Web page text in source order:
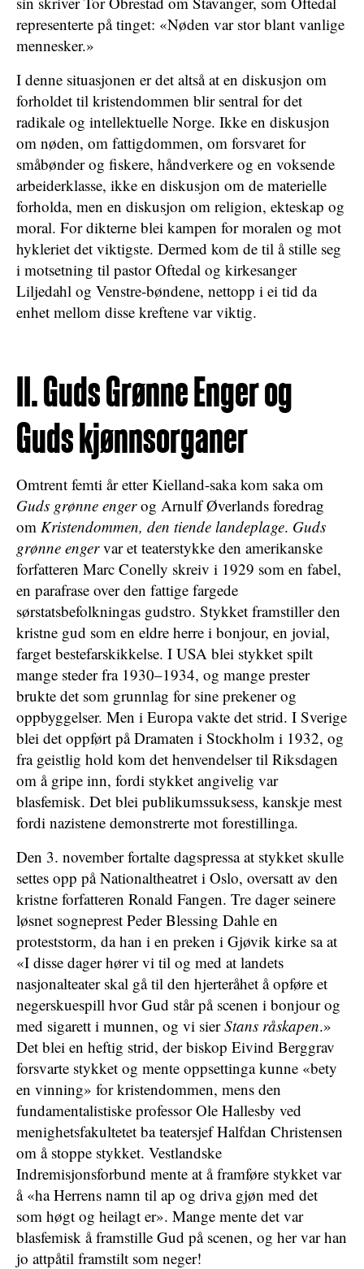
representerte på tinget: «Nøden var stor blant vanlige
mennesker.»
I denne situasjonen er det altså at en diskusjon om
forholdet til kristendommen blir sentral for det
radikale og intellektuelle Norge. Ikke en diskusjon
om nøden, om fattigdommen, om forsvaret for
småbønder og fiskere, håndverkere og en voksende
arbeiderklasse, ikke en diskusjon om de materielle
forholda, men en diskusjon om religion, ekteskap og
moral. For dikterne blei kampen for moralen og mot
hykleriet det viktigste. Dermed kom de til å stille seg
i motsetning til pastor Oftedal og kirkesanger
Liljedahl og Venstre-bøndene, nettopp i ei tid da
enhet mellom disse kreftene var viktig.
II. Guds Grønne Enger og
Guds kjønnsorganer
Omtrent femti år etter Kielland-saka kom saka om
Guds grønne engerog Arnulf Øverlands foredrag
om Kristendommen, den tiende landeplage. Guds
grønne engervar et teaterstykke den amerikanske
forfatteren Marc Conelly skreiv i 1929 som en fabel,
en parafrase over den fattige fargede
sørstatsbefolkningas gudstro. Stykket framstiller den
kristne gud som en eldre herre i bonjour, en jovial,
farget bestefarskikkelse. I USA blei stykket spilt
mange steder fra 1930–1934, og mange prester
brukte det som grunnlag for sine prekener og
oppbyggelser. Men i Europa vakte det strid. I Sverige
blei det oppført på Dramaten i Stockholm i 1932, og
fra geistlig hold kom det henvendelser til Riksdagen
om å gripe inn, fordi stykket angivelig var
blasfemisk. Det blei publikumssuksess, kanskje mest
fordi nazistene demonstrerte mot forestillinga.
Den 3. november fortalte dagspressa at stykket skulle
settes opp på Nationaltheatret i Oslo, oversatt av den
kristne forfatteren Ronald Fangen. Tre dager seinere
løsnet sogneprest Peder Blessing Dahle en
proteststorm, da han i en preken i Gjøvik kirke sa at
«I disse dager hører vi til og med at landets
nasjonalteater skal gå til den hjerteråhet å opføre et
negerskuespill hvor Gud står på scenen i bonjour og
med sigarett i munnen, og vi sierStans råskapen.»
Det blei en heftig strid, der biskop Eivind Berggrav
forsvarte stykket og mente oppsettinga kunne «bety
en vinning» for kristendommen, mens den
fundamentalistiske professor Ole Hallesby ved
menighetsfakultetet ba teatersjef Halfdan Christensen
om å stoppe stykket. Vestlandske
Indremisjonsforbund mente at å framføre stykket var
å «ha Herrens namn til ap og driva gjøn med det
som høgt og heilagt er». Mange mente det var
blasfemisk å framstille Gud på scenen, og her var han
jo attpåtil framstilt som neger!